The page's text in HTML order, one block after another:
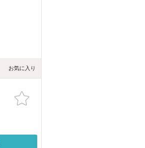
お気に入り